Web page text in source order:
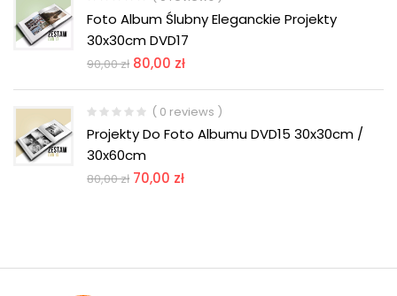
Foto Album Ślubny Eleganckie Projekty
30x30cm DVD17
90,00zł 80,00 zł
( 0 reviews )
Projekty Do Foto Albumu DVD15 30x30cm /
30x60cm
80,00zł 70,00 zł